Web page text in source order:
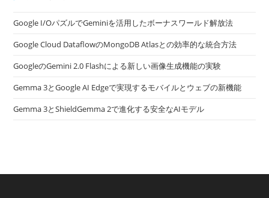
Google I/OパズルでGeminiを活用したボーナスワールド解放法
Google Cloud DataflowのMongoDB Atlasとの効率的な統合方法
GoogleのGemini 2.0 Flashによる新しい画像生成機能の実験
Gemma 3とGoogle AI Edgeで実現するモバイルとウェブの新機能
Gemma 3とShieldGemma 2で進化する安全なAIモデル